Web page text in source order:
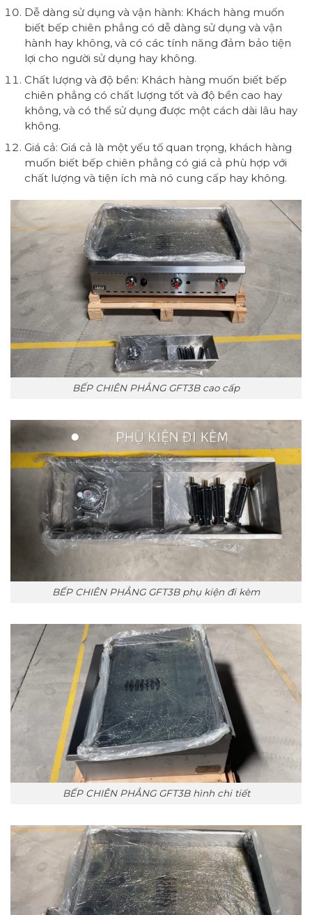
Dễ dàng sử dụng và vận hành: Khách hàng muốn
biết bếp chiên phẳng có dễ dàng sử dụng và vận
hành hay không, và có các tính năng đảm bảo tiện
lợi cho người sử dụng hay không.
Chất lượng và độ bền: Khách hàng muốn biết bếp
chiên phẳng có chất lượng tốt và độ bền cao hay
không, và có thể sử dụng được một cách dài lâu hay
không.
Giá cả: Giá cả là một yếu tố quan trọng, khách hàng
muốn biết bếp chiên phẳng có giá cả phù hợp với
chất lượng và tiện ích mà nó cung cấp hay không.
BẾP CHIÊN PHẲNG GFT3B cao cấp
BẾP CHIÊN PHẲNG GFT3B phụ kiện đi kèm
BẾP CHIÊN PHẲNG GFT3B hình chi tiết